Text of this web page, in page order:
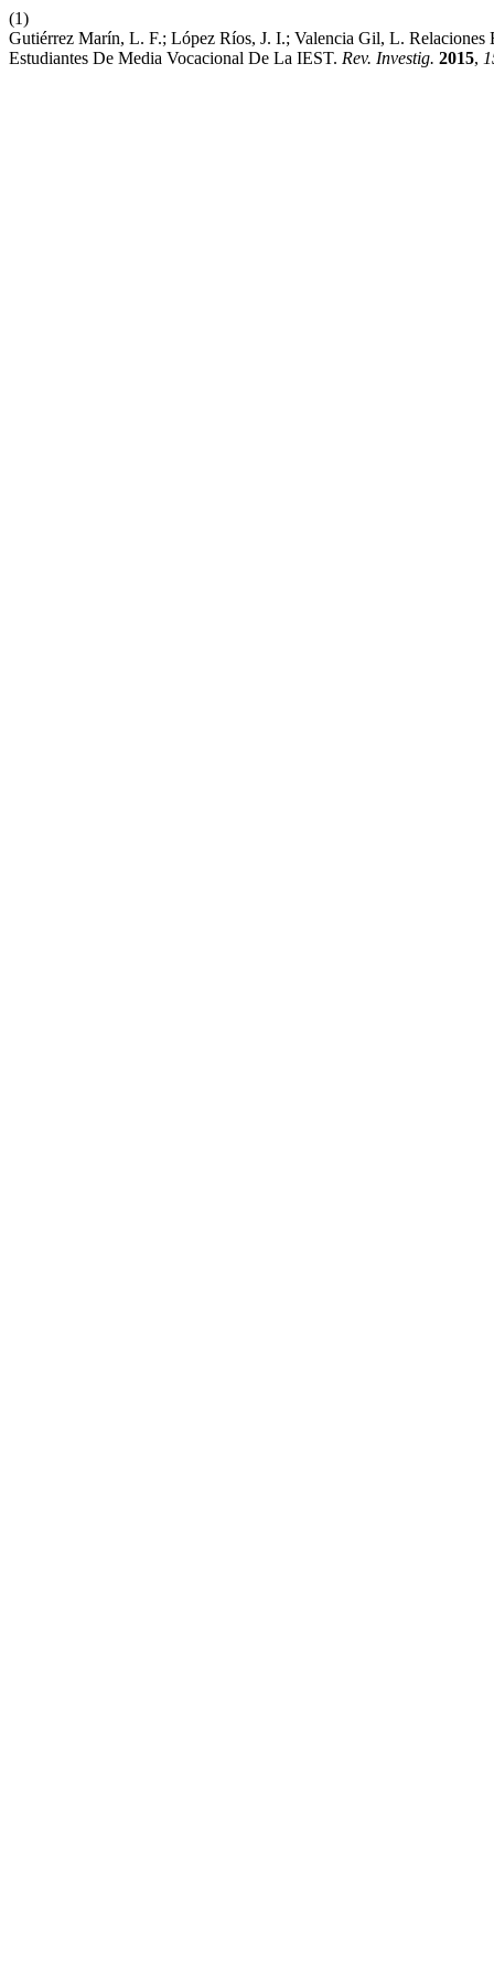
(1)
Gutiérrez Marín, L. F.; López Ríos, J. I.; Valencia Gil, L.
Estudiantes De Media Vocacional De La IEST. Rev. Investig. 2015,